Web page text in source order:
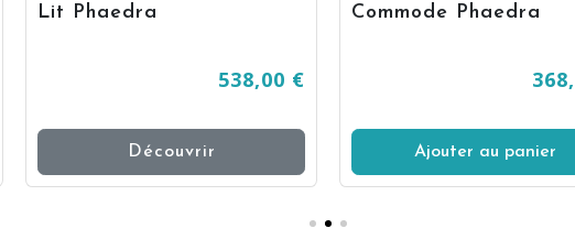
Lit Phaedra
538,00 €
Découvrir
Commode Phaedra
Ajouter au panier